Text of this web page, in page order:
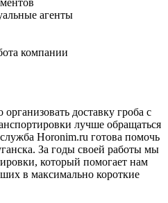
агенты
компании
доставку гроба с
лучше обращаться
Horonim.ru готова помочь
За годы своей работы мы
который помогает нам
в максимально короткие